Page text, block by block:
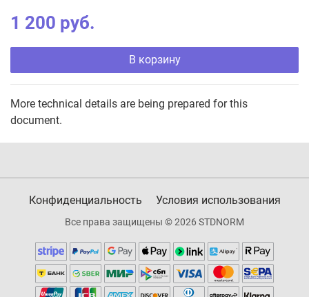
1 200 руб.
В корзину
More technical details are being prepared for this
document.
Конфиденциальность Условия использования
Все права защищены © 2026 STDNORM